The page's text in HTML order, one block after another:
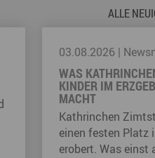
ALLE
03.08.2026 |
WAS
KINDER IM
MACHT
Kathrinchen
einen festen Platz
erobert. Was einst